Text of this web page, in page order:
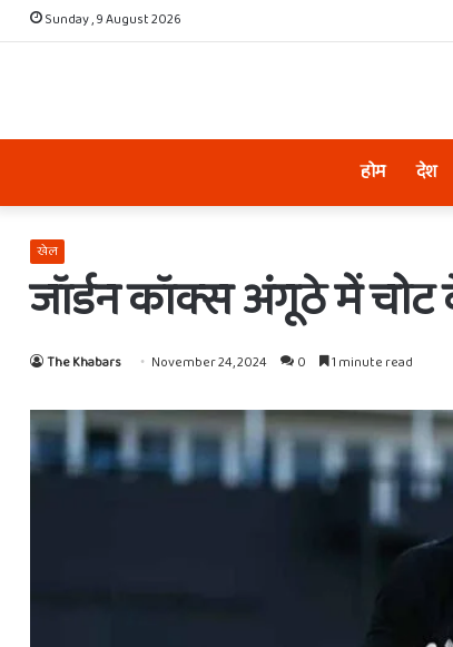
Sunday , 9 August 2026
होम देश
खेल
जॉर्डन कॉक्स अंगूठे में
The Khabars November 24, 2024 0 1 minute read